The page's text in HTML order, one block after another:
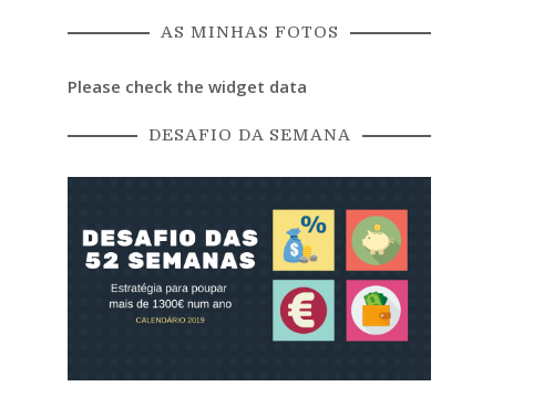
AS MINHAS FOTOS
Please check the widget data
DESAFIO DA SEMANA